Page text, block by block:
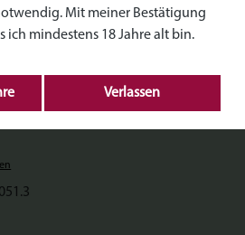
den gewünschten Wert
IN DEN WARENKORB
Mit meiner Bestätigung
ich mindestens 18 Jahre alt bin.
Verlassen